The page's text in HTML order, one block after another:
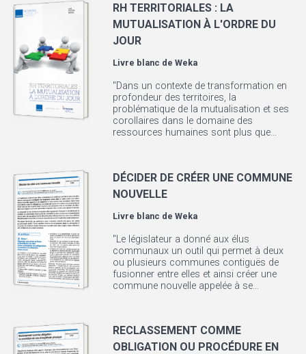
RH TERRITORIALES : LA
MUTUALISATION À L'ORDRE DU
JOUR
Livre blanc deWeka
"Dans un contexte de transformation en
profondeur des territoires, la
problématique de la mutualisation et ses
corollaires dans le domaine des
ressources humaines sont plus que...
DÉCIDER DE CRÉER UNE COMMUNE
NOUVELLE
Livre blanc deWeka
"Le législateur a donné aux élus
communaux un outil qui permet à deux
ou plusieurs communes contiguës de
fusionner entre elles et ainsi créer une
commune nouvelle appelée à se...
RECLASSEMENT COMME
OBLIGATION OU PROCÉDURE EN